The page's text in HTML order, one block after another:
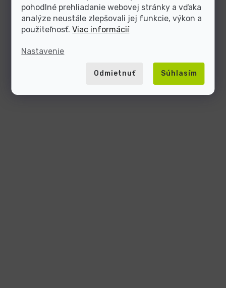
pohodlné prehliadanie webovej stránky a vďaka
analýze neustále zlepšovali jej funkcie, výkon a
použiteľnosť.Viac informácií
Nastavenie
Odmietnuť Súhlasím